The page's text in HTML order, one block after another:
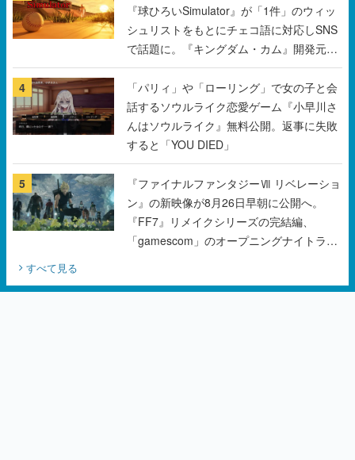
『球ひろいSimulator』が「1件」のウィッ
シュリストをもとにチェコ語に対応しSNS
で話題に。『キングダム・カム』開発元や
チェコのプロ野球選手から称賛の声
4
「パリィ」や「ローリング」で女の子と会
話するソウルライク恋愛ゲーム『小早川さ
んはソウルライク』無料公開。返事に失敗
すると「YOU DIED」
5
『ファイナルファンタジーⅦ リベレーショ
ン』の新映像が8月26日早朝に公開へ。
『FF7』リメイクシリーズの完結編、
「gamescom」のオープニングナイトライ
すべて見る